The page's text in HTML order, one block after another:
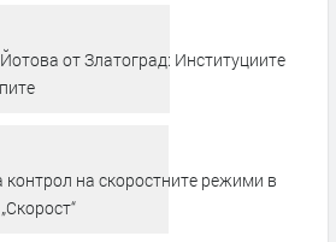
от Златоград: Институциите
контрол на скоростните режими в